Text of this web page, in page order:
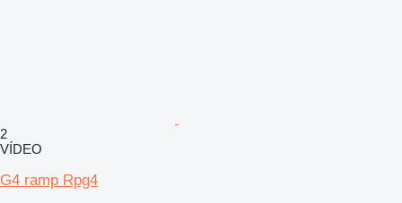
2
VÍDEO
G4 ramp Rpg4